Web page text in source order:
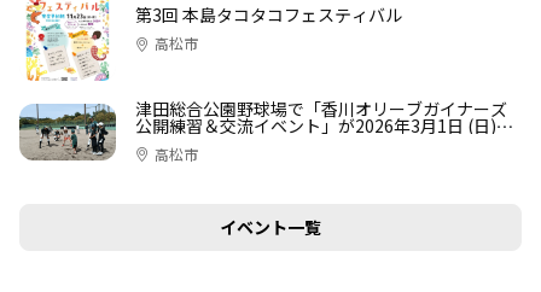
第3回 本島タコタコフェスティバル
高松市
津田総合公園野球場で「香川オリーブガイナーズ
公開練習＆交流イベント」が2026年3月1日 (日)に
開催！申込は2月25日 (水)まで
高松市
イベント一覧